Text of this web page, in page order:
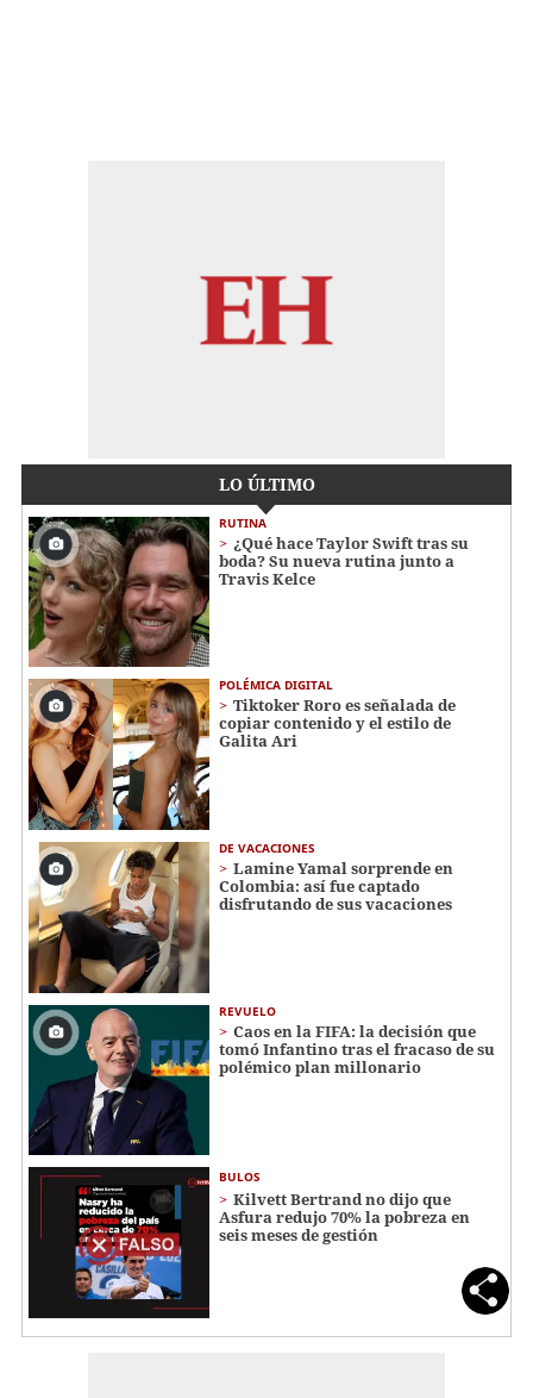
LO ÚLTIMO
RUTINA
¿Qué hace Taylor Swift tras su
boda? Su nueva rutina junto a
Travis Kelce
POLÉMICA DIGITAL
Tiktoker Roro es señalada de
copiar contenido y el estilo de
Galita Ari
DE VACACIONES
Lamine Yamal sorprende en
Colombia: así fue captado
disfrutando de sus vacaciones
REVUELO
Caos en la FIFA: la decisión que
tomó Infantino tras el fracaso de su
polémico plan millonario
BULOS
Kilvett Bertrand no dijo que
Asfura redujo 70% la pobreza en
seis meses de gestión